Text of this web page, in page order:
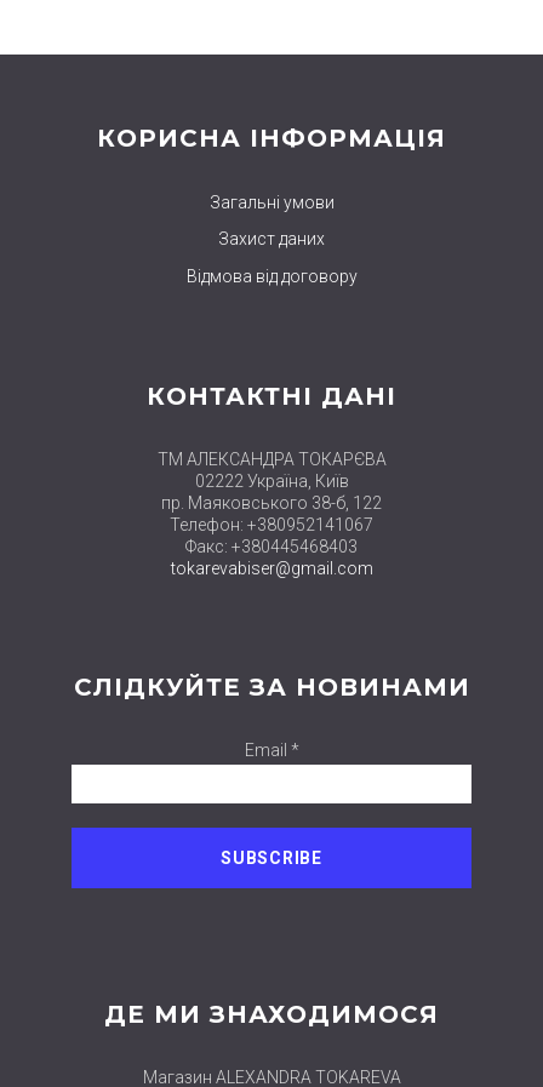
КОРИСНА ІНФОРМАЦІЯ
Загальні умови
Захист даних
Відмова від договору
КОНТАКТНІ ДАНІ
ТМ АЛЕКСАНДРА ТОКАРЄВА
02222 Україна, Київ
пр. Маяковського 38-б, 122
Телефон: +380952141067
Факс: +380445468403
tokarevabiser@gmail.com
СЛІДКУЙТЕ ЗА НОВИНАМИ
Email *
ДЕ МИ ЗНАХОДИМОСЯ
Магазин ALEXANDRA TOKAREVA